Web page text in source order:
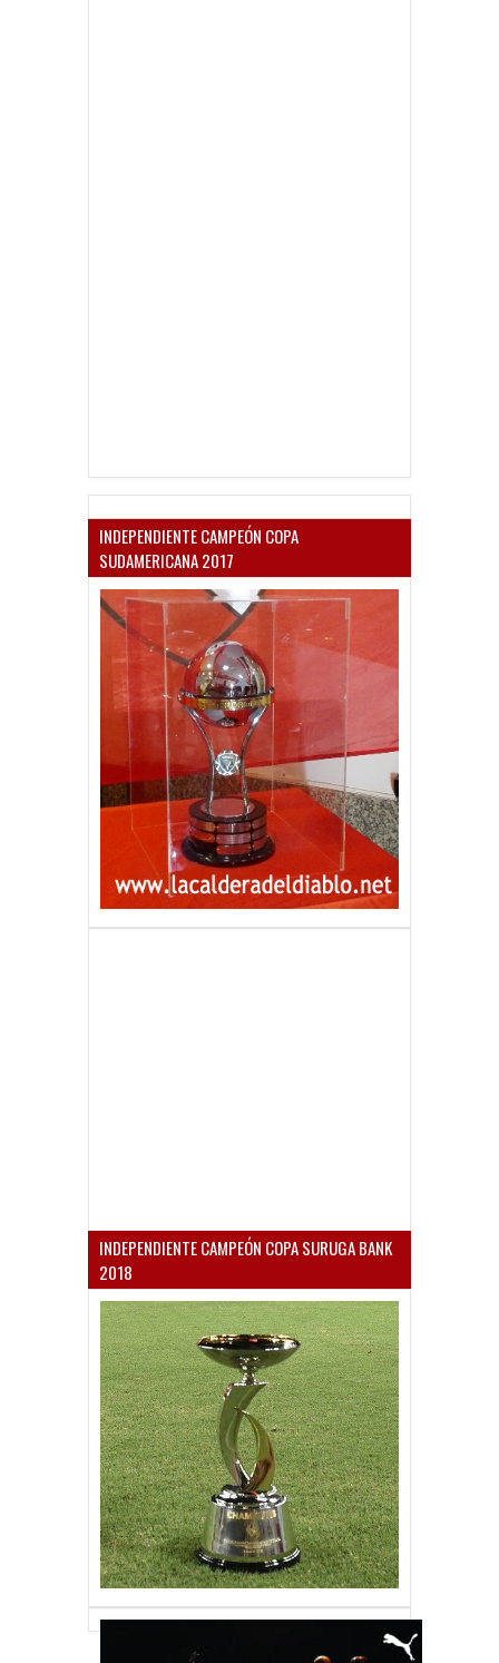
INDEPENDIENTE CAMPEÓN COPA
SUDAMERICANA 2017
INDEPENDIENTE CAMPEÓN COPA SURUGA BANK
2018